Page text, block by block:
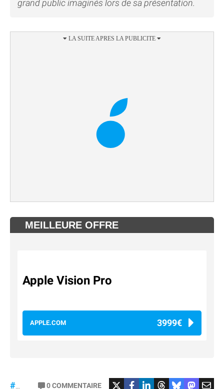
grand public imaginés lors de sa présentation.
MEILLEURE OFFRE
Apple Vision Pro
APPLE.COM 3999€
0COMMENTAIRE